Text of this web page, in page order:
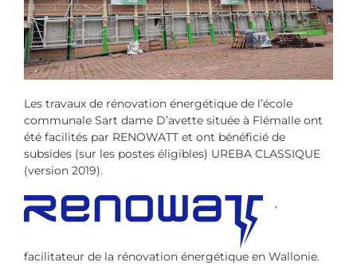
Les travaux de rénovation énergétique de l’école
communale Sart dame D’avette située à Flémalle ont
été facilités par RENOWATT et ont bénéficié de
subsides (sur les postes éligibles) UREBA CLASSIQUE
(version 2019).
,
facilitateur de la rénovation énergétique en Wallonie.